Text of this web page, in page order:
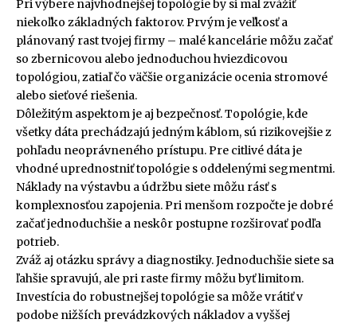
Pri výbere najvhodnejšej topológie by si mal zvážiť
niekoľko základných faktorov. Prvým je veľkosť a
plánovaný rast tvojej firmy – malé kancelárie môžu začať
so zbernicovou alebo jednoduchou hviezdicovou
topológiou, zatiaľ čo väčšie organizácie ocenia stromové
alebo sieťové riešenia.
Dôležitým aspektom je aj bezpečnosť. Topológie, kde
všetky dáta prechádzajú jedným káblom, sú rizikovejšie z
pohľadu neoprávneného prístupu. Pre citlivé dáta je
vhodné uprednostniť topológie s oddelenými segmentmi.
Náklady na výstavbu a údržbu siete môžu rásť s
komplexnosťou zapojenia. Pri menšom rozpočte je dobré
začať jednoduchšie a neskôr postupne rozširovať podľa
potrieb.
Zváž aj otázku správy a diagnostiky. Jednoduchšie siete sa
ľahšie spravujú, ale pri raste firmy môžu byť limitom.
Investícia do robustnejšej topológie sa môže vrátiť v
podobe nižších prevádzkových nákladov a vyššej